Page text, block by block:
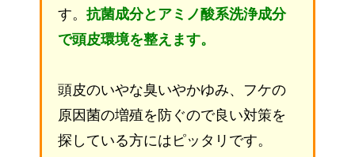
す。 抗菌成分とアミノ酸系洗浄成分
で頭皮環境を整えます。
頭皮のいやな臭いやかゆみ、フケの
原因菌の増殖を防ぐので良い対策を
探している方にはピッタリです。